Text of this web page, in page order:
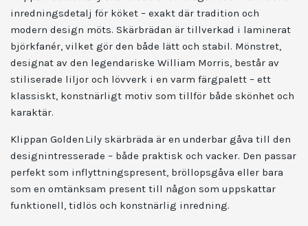
inredningsdetalj för köket – exakt där tradition och
modern design möts. Skärbrädan är tillverkad i laminerat
björkfanér, vilket gör den både lätt och stabil. Mönstret,
designat av den legendariske William Morris, består av
stiliserade liljor och lövverk i en varm färgpalett – ett
klassiskt, konstnärligt motiv som tillför både skönhet och
karaktär.
Klippan Golden Lily skärbräda är en underbar gåva till den
designintresserade – både praktisk och vacker. Den passar
perfekt som inflyttningspresent, bröllopsgåva eller bara
som en omtänksam present till någon som uppskattar
funktionell, tidlös och konstnärlig inredning.